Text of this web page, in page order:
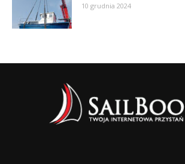
10 grudnia 2024